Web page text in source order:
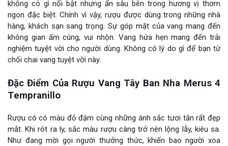
không có gì nổi bật nhưng ẩn sâu bên trong hương vị thơm
ngon đặc biệt. Chính vì vậy, rượu được dùng trong những nhà
hàng, khách sạn sang trọng. Sự góp mặt của vang mang đến
không gian ấm cúng, vui nhộn. Vang hứa hẹn mang đến trải
nghiệm tuyệt vời cho người dùng. Không có lý do gì để bạn từ
chối chai vang tuyệt vời này.
Đặc Điểm Của Rượu Vang Tây Ban Nha Merus 4
Tempranillo
Rượu có có màu đỏ đậm cùng những ánh sắc tươi tắn rất đẹp
mắt. Khi rót ra ly, sắc màu rượu càng trở nên lộng lẫy, kiêu sa.
Như đang mời gọi người thưởng thức, khiến bao người xoa